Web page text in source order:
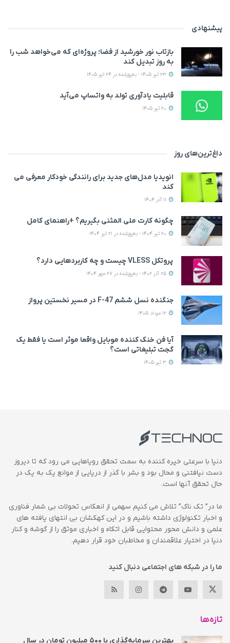
پیشنهادی
بازتاب نور خورشید از فضا؛ پروژه‌ای که می‌خواهد شب را
به روز تبدیل کند
قابلیت یادآوری تولد به واتساپ می‌آید
داغ‌ترین‌های روز
انویدیا مدل‌های جدید برای رانندگی خودکار معرفی می
کند
چگونه کارت ملی المثنی بگیریم؟ +راهنمای کامل
پروتکل VLESS چیست و چه کاربردهایی دارد؟
جنگنده نسل ششم F-47 در مسیر نخستین پرواز
آیا فن خنک کننده موبایل واقعا موثر است یا فقط یک
گجت تبلیغاتی است؟
دنیا با سرعتی خیره کننده به سمت تحقق رویاهایی می رود که تا دیروز
دست نیافتنی و محال بود و بشر با گذر از دریایی از موانع یک به یک در
حال تحقق آنها است.
ما در” تک ناک” تلاش می کنیم سهمی از انعکاس تحولات بی شمار فناوری
و اخبار تکنولوژی داشته باشیم و در این کهکشان بی انتهای یافته های
علمی و دانش محور محتوایی قابل اتکاء و اخباری موثق را از گوشه و کنار
دنیا در اختیار علاقمندان و مخاطبان خود قرار دهیم.
ما را در شبکه های اجتماعی دنبال کنید
تازه‌ها
بهترین سرمایه‌گذاری با ۵۰۰ میلیون تومان در سال